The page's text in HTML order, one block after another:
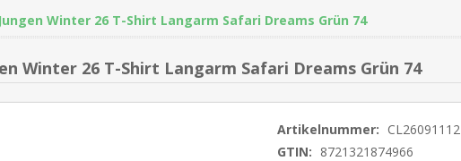
Winter 26 T-Shirt Langarm Safari Dreams Grün 74
Winter 26 T-Shirt Langarm Safari Dreams Grün 74
Artikelnummer: CL26091112
GTIN: 8721321874966